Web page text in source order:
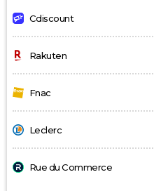
Cdiscount
Rakuten
Fnac
Leclerc
Rue du Commerce